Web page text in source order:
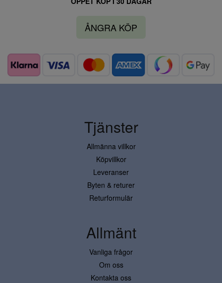
ÅNGRA KÖP
Tjänster
Allmänna villkor
Köpvillkor
Leveranser
Byten & returer
Returformulär
Allmänt
Vanliga frågor
Om oss
Kontakta oss